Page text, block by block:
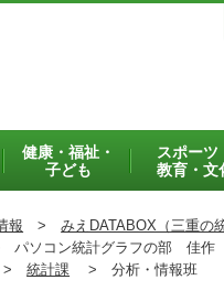
健康・福祉・
子ども
スポーツ
教育・文
報 > みえDATABOX（三重の
パソコン統計グラフの部 佳作
統計課 > 分析・情報班